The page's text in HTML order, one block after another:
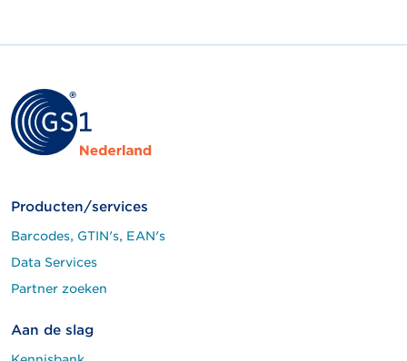
Producten/services
Barcodes, GTIN's, EAN's
Data Services
Partner zoeken
Aan de slag